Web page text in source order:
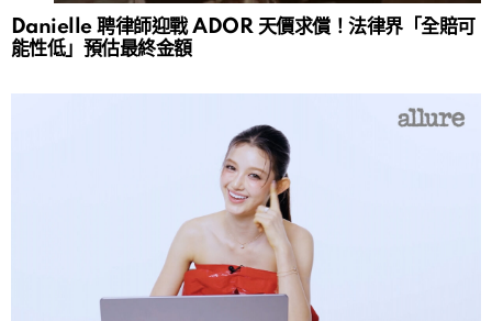
Danielle 聘律師迎戰 ADOR 天價求償！法律界「全賠可
能性低」預估最終金額